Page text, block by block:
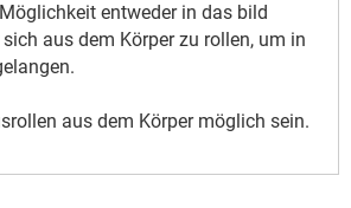
entweder in das bild
aus dem Körper zu rollen, um in
aus dem Körper möglich sein.